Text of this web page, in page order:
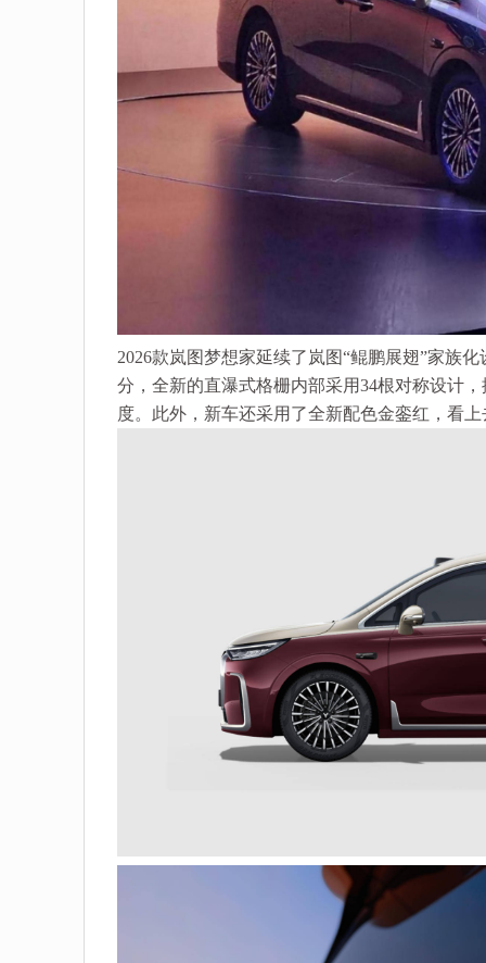
2026款岚图梦想家延续了岚图“鲲鹏展翅”家族
分，全新的直瀑式格栅内部采用34根对称设计
度。此外，新车还采用了全新配色金銮红，看